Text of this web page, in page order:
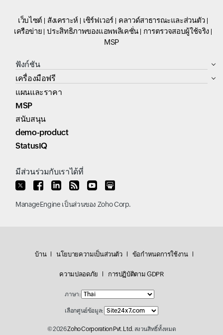
เว็บไซต์ สังเคราะห์ เซิร์ฟเวอร์
คลาวด์สาธารณะและส่วนตัว
เครือข่าย
ประสิทธิภาพของแอพพลิเคชั่น
การตรวจสอบผู้ใช้จริง
MSP
ฟังก์ชัน
เครื่องมือฟรี
แผนและราคา
MSP
สนับสนุน
demo-product
StatusIQ
มีส่วนร่วมกับเราได้ที่
ManageEngine เป็นส่วนของ Zoho Corp.
บ้าน นโยบายความเป็นส่วนตัว ข้อกำหนดการใช้งาน
ความปลอดภัย การปฏิบัติตาม GDPR
ภาษา:
เลือกศูนย์ข้อมูล:
© 2026Zoho Corporation Pvt. Ltd. สงวนสิทธิ์ทั้งหมด